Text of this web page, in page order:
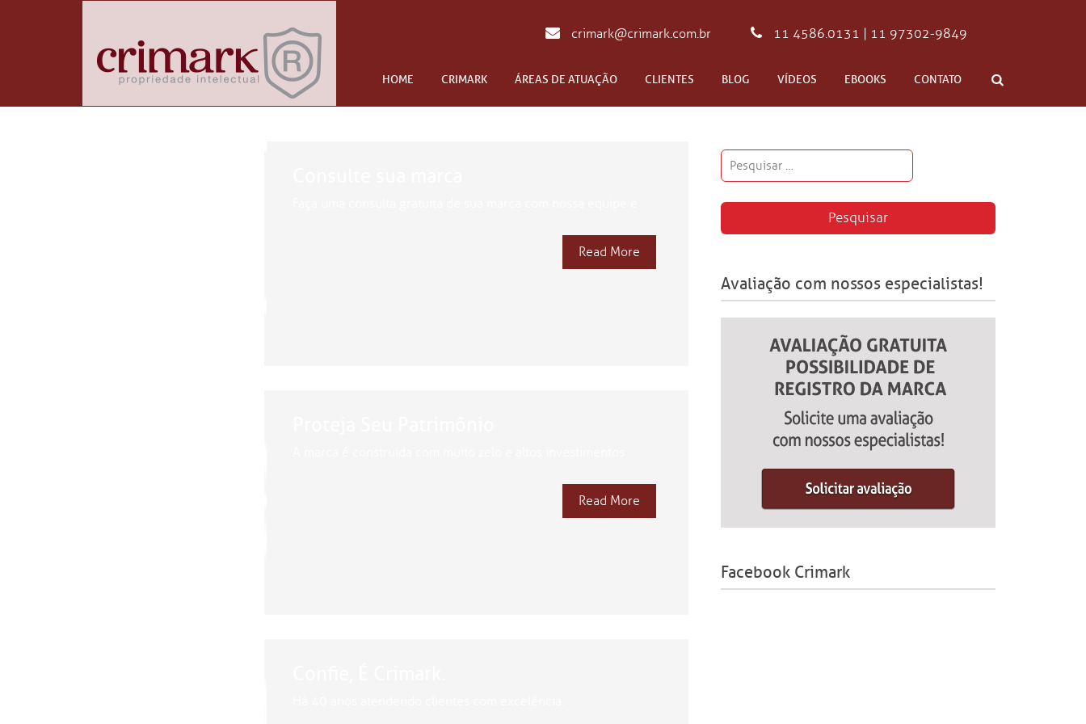
crimark@crimark.com.br 11 4586.0131 | 11 97302-9849
HOME CRIMARK ÁREAS DE ATUAÇÃO CLIENTES BLOG VÍDEOS EBOOKS CONTATO
Read More
Read More
Avaliação com nossos especialistas!
Facebook Crimark